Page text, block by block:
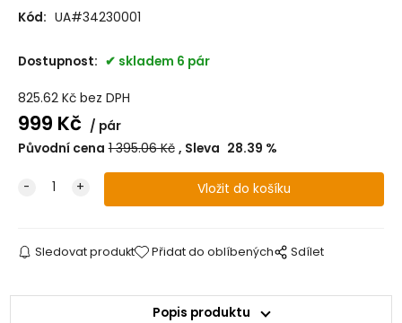
Kód: UA#34230001
Dostupnost: skladem 6 pár
825.62Kč bez DPH
999 Kč
pár
Původní cena 1 395.06Kč Sleva 28.39 %
Sledovat produkt Přidat do oblíbených Sdílet
Popis produktu